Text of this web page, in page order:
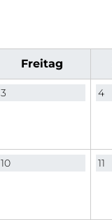
Freitag
3 4
10 11